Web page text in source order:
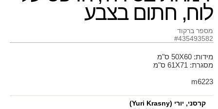
לוח, חתום בצבע
מספר ברקוד
#435493582
מידות: 50X60 ס"מ
מסגרת: 61X71 ס"מ
m6223
קרסני, יורי (Yuri Krasny)